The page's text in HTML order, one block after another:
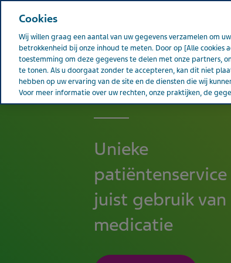
Teva wereldwijd
Over Teva
NEDERLAND
Unieke
juist gebruik van
medicatie
Cookies
Wij willen graag een aantal van uw gegevens verzamelen om
betrokkenheid bij onze inhoud te meten. Door op [Alle
toestemming om deze gegevens te delen met onze partners,
te tonen. Als u doorgaat zonder te accepteren, kan dit niet
hebben op uw ervaring van de site en de diensten die wij
Voor meer informatie over uw rechten, onze praktijken, de